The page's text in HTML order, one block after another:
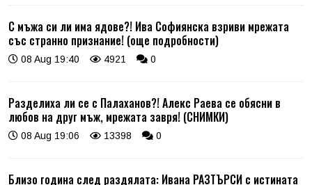
С мъжа си ли има ядове?! Ива Софиянска взриви мрежата
със странно признание! (още подробности)
08 Aug 19:40 4921 0
Разделиха ли се с Палаханов?! Алекс Раева се обясни в
любов на друг мъж, мрежата завря! (СНИМКИ)
08 Aug 19:06 13398 0
Близо година след раздялата: Ивана РАЗТЪРСИ с истината